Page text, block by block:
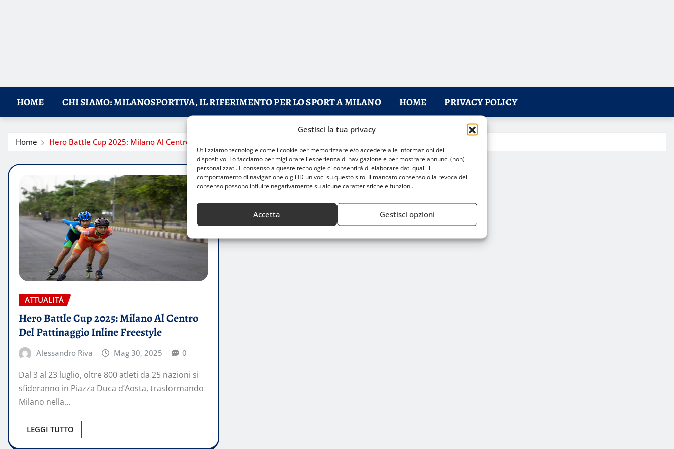
Gestisci la tua privacy
Utilizziamo tecnologie come i cookie per memorizzare e/o accedere alle informazioni del
dispositivo. Lo facciamo per migliorare l'esperienza di navigazione e per mostrare annunci (non)
personalizzati. Il consenso a queste tecnologie ci consentirà di elaborare dati quali il
comportamento di navigazione o gli ID univoci su questo sito. Il mancato consenso o la revoca del
consenso possono influire negativamente su alcune caratteristiche e funzioni.
Accetta Gestisci opzioni
HOME CHI SIAMO: MILANOSPORTIVA, IL RIFERIMENTO PER LO SPORT A MILANO HOME PRIVACY POLICY
Home Hero Battle Cup 2025: Milano Al Centro Del Pattinaggio Inline Freestyle
ATTUALITÀ
Hero Battle Cup 2025: Milano Al Centro
Del Pattinaggio Inline Freestyle
Alessandro Riva Mag 30, 2025 0
Dal 3 al 23 luglio, oltre 800 atleti da 25 nazioni si
sfideranno in Piazza Duca d’Aosta, trasformando
Milano nella…
LEGGI TUTTO